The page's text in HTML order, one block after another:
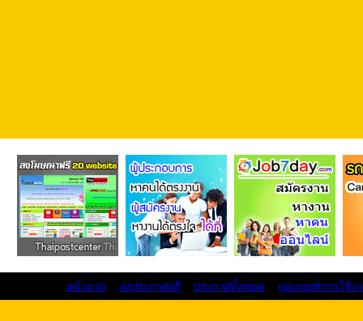
หน้าแรก ลงประกาศฟรี ประกาศทั้งหมด กฏเกณฑ์การใช้ง